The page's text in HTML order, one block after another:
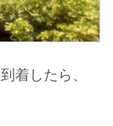
着したら、